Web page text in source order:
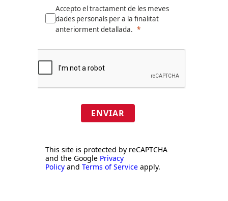
Accepto el tractament de les meves
dades personals per a la finalitat
anteriorment detallada.
ENVIAR
This site is protected by reCAPTCHA
and the Google Privacy
Policy and Terms of Service apply.